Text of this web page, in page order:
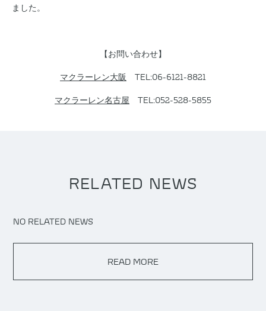
ました。
【お問い合わせ】
マクラーレン大阪 TEL:06-6121-8821
マクラーレン名古屋 TEL:052-528-5855
RELATED NEWS
NO RELATED NEWS
READ MORE